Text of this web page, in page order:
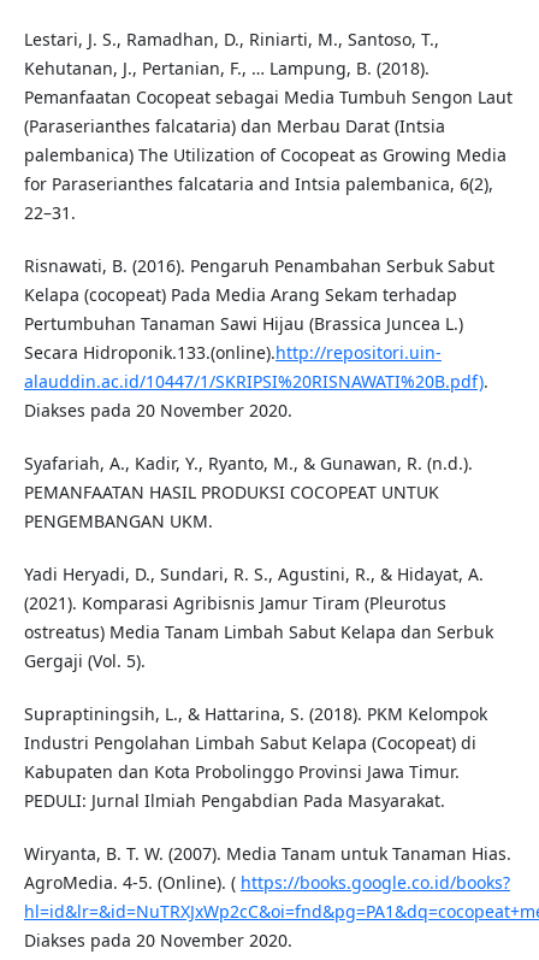
Lestari, J. S., Ramadhan, D., Riniarti, M., Santoso, T.,
Kehutanan, J., Pertanian, F., … Lampung, B. (2018).
Pemanfaatan Cocopeat sebagai Media Tumbuh Sengon Laut
(Paraserianthes falcataria) dan Merbau Darat (Intsia
palembanica) The Utilization of Cocopeat as Growing Media
for Paraserianthes falcataria and Intsia palembanica, 6(2),
22–31.
Risnawati, B. (2016). Pengaruh Penambahan Serbuk Sabut
Kelapa (cocopeat) Pada Media Arang Sekam terhadap
Pertumbuhan Tanaman Sawi Hijau (Brassica Juncea L.)
Secara Hidroponik.133.(online).http://repositori.uin-
alauddin.ac.id/10447/1/SKRIPSI%20RISNAWATI%20B.pdf).
Diakses pada 20 November 2020.
Syafariah, A., Kadir, Y., Ryanto, M., & Gunawan, R. (n.d.).
PEMANFAATAN HASIL PRODUKSI COCOPEAT UNTUK
PENGEMBANGAN UKM.
Yadi Heryadi, D., Sundari, R. S., Agustini, R., & Hidayat, A.
(2021). Komparasi Agribisnis Jamur Tiram (Pleurotus
ostreatus) Media Tanam Limbah Sabut Kelapa dan Serbuk
Gergaji (Vol. 5).
Supraptiningsih, L., & Hattarina, S. (2018). PKM Kelompok
Industri Pengolahan Limbah Sabut Kelapa (Cocopeat) di
Kabupaten dan Kota Probolinggo Provinsi Jawa Timur.
PEDULI: Jurnal Ilmiah Pengabdian Pada Masyarakat.
Wiryanta, B. T. W. (2007). Media Tanam untuk Tanaman Hias.
AgroMedia. 4-5. (Online). ( https://books.google.co.id/books?
Diakses pada 20 November 2020.